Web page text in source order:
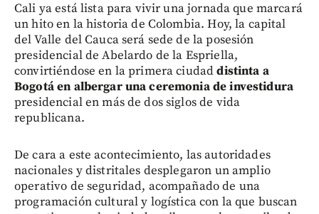
Cali ya está lista para vivir una jornada que marcará
un hito en la historia de Colombia. Hoy, la capital
del Valle del Cauca será sede de la posesión
presidencial de Abelardo de la Espriella,
convirtiéndose en la primera ciudaddistinta a
Bogotá en albergar una ceremonia de investidura
presidencial en más de dos siglos de vida
republicana.
De cara a este acontecimiento, las autoridades
nacionales y distritales desplegaron un amplio
operativo de seguridad, acompañado de una
programación cultural y logística con la que buscan